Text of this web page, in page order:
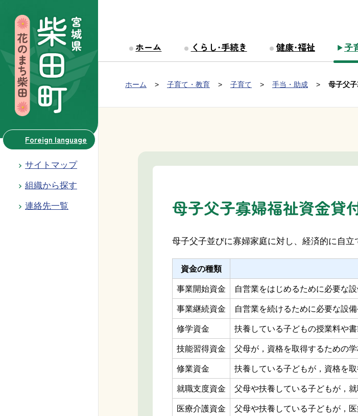
Foreign language
サイトマップ
組織から探す
連絡先一覧
Group NAV
ホーム くらし・手続き 健康・福祉 子
現在位置：
ホーム 子育て・教育 子育て 手当・助成 母子父
母子父子寡婦福祉資金貸
母子父子並びに寡婦家庭に対し、経済的に自
資金の種類
事業開始資金 自営業をはじめるために必要な
事業継続資金 自営業を続けるために必要な設
修学資金 扶養している子どもの授業料や
技能習得資金 父母が，資格を取得するための
修業資金 扶養している子どもが，資格を
就職支度資金 父母や扶養している子どもが，
医療介護資金 父母や扶養している子どもが，